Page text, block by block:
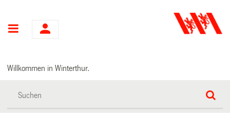
Hauptnavigation
Willkommen in Winterthur.